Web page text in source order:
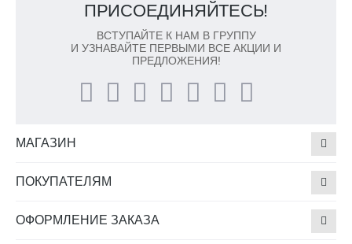
ПРИСОЕДИНЯЙТЕСЬ!
ВСТУПАЙТЕ К НАМ В ГРУППУ
И УЗНАВАЙТЕ ПЕРВЫМИ ВСЕ АКЦИИ И
ПРЕДЛОЖЕНИЯ!
МАГАЗИН
ПОКУПАТЕЛЯМ
ОФОРМЛЕНИЕ ЗАКАЗА